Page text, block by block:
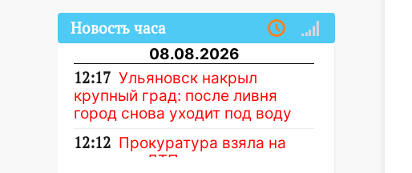
Новость часа
08.08.2026
12:17 Ульяновск накрыл
крупный град: после ливня
город снова уходит под воду
12:12 Прокуратура взяла на
контроль ДТП с шестилетним